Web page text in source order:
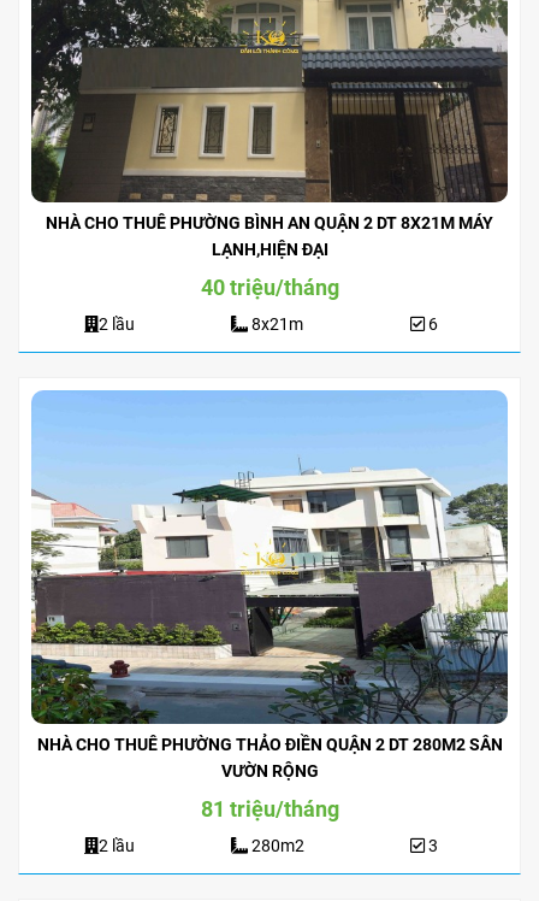
NHÀ CHO THUÊ PHƯỜNG BÌNH AN QUẬN 2 DT 8X21M MÁY
LẠNH,HIỆN ĐẠI
40 triệu/tháng
2 lầu 8x21m 6
NHÀ CHO THUÊ PHƯỜNG THẢO ĐIỀN QUẬN 2 DT 280M2 SÂN
VƯỜN RỘNG
81 triệu/tháng
2 lầu 280m2 3